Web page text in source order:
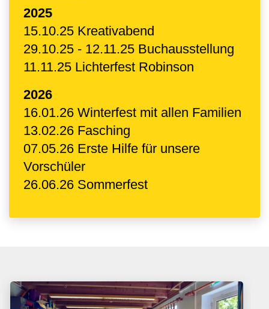
2025
15.10.25 Kreativabend
29.10.25 - 12.11.25 Buchausstellung
11.11.25 Lichterfest Robinson
2026
16.01.26 Winterfest mit allen Familien
13.02.26 Fasching
07.05.26 Erste Hilfe für unsere
Vorschüler
26.06.26 Sommerfest